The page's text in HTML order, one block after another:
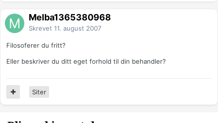
Melba1365380968
Skrevet 11. august 2007
Filosoferer du fritt?
Eller beskriver du ditt eget forhold til din behandler?
Siter